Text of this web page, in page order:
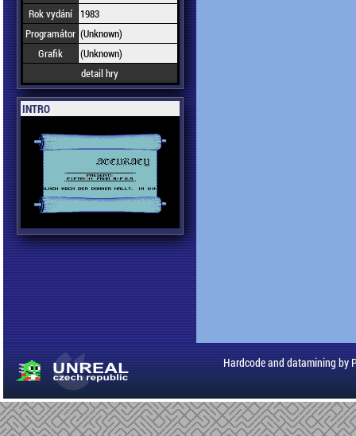
Rok vydání
1983
Programátor (Unknown)
Grafik
(Unknown)
detail hry
INTRO
Hardcode and datamining by